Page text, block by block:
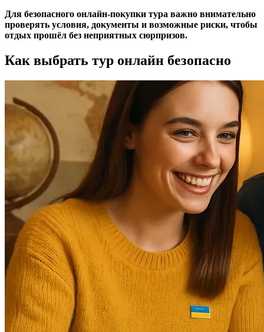
Для безопасного онлайн-покупки тура важно внимательно
проверять условия, документы и возможные риски, чтобы
отдых прошёл без неприятных сюрпризов.
Как выбрать тур онлайн безопасно